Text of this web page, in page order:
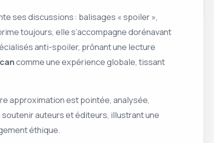
ses discussions : balisages « spoiler »,
toujours, elle s’accompagne dorénavant
anti-spoiler, prônant une lecture
comme une expérience globale, tissant
approximation est pointée, analysée,
auteurs et éditeurs, illustrant une
éthique.